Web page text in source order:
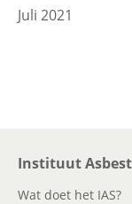
Juli 2021
Instituut
Wat doet het IAS?